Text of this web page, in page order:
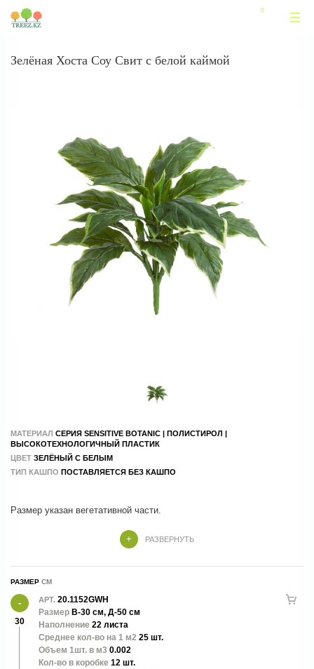
Зелёная Хоста Соу Свит с белой каймой
МАТЕРИАЛ СЕРИЯ SENSITIVE BOTANIC | ПОЛИСТИРОЛ |
ВЫСОКОТЕХНОЛОГИЧНЫЙ ПЛАСТИК
ЦВЕТ ЗЕЛЁНЫЙ С БЕЛЫМ
ТИП КАШПО ПОСТАВЛЯЕТСЯ БЕЗ КАШПО
РАЗВЕРНУТЬ
РАЗМЕР
30
АРТ. 20.1152GWH
Размер В-30 см, Д-50 см
Наполнение 22 листа
Среднее кол-во на 1 м2 25 шт.
Объем 1шт. в м3 0.002
Кол-во в коробке 12 шт.